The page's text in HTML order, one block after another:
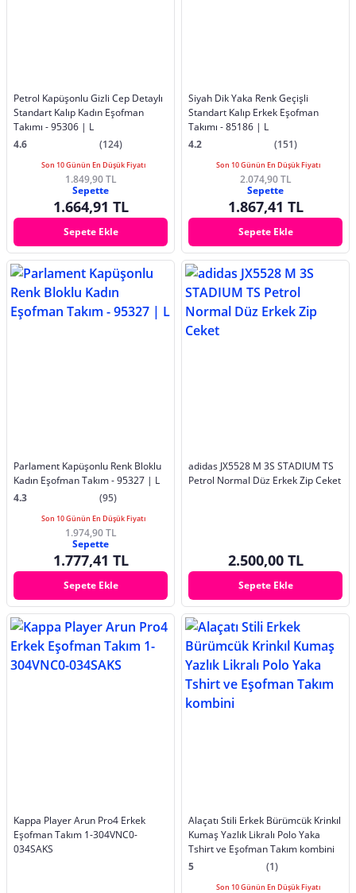
Petrol Kapüşonlu Gizli Cep Detaylı
Standart Kalıp Kadın Eşofman
Takımı - 95306 | L
4.6
(124)
Son 10 Günün En Düşük Fiyatı
1.849,90 TL
Sepette
1.664,91 TL
Sepete Ekle
Siyah Dik Yaka Renk Geçişli
Standart Kalıp Erkek Eşofman
Takımı - 85186 | L
4.2
(151)
Son 10 Günün En Düşük Fiyatı
2.074,90 TL
Sepette
1.867,41 TL
Sepete Ekle
Parlament Kapüşonlu Renk Bloklu
Kadın Eşofman Takım - 95327 | L
4.3
(95)
Son 10 Günün En Düşük Fiyatı
1.974,90 TL
Sepette
1.777,41 TL
Sepete Ekle
adidas JX5528 M 3S STADIUM TS
Petrol Normal Düz Erkek Zip Ceket
2.500,00 TL
Sepete Ekle
Kappa Player Arun Pro4 Erkek
Eşofman Takım 1-304VNC0-
034SAKS
Alaçatı Stili Erkek Bürümcük Krinkıl
Kumaş Yazlık Likralı Polo Yaka
Tshirt ve Eşofman Takım kombini
5
(1)
Son 10 Günün En Düşük Fiyatı